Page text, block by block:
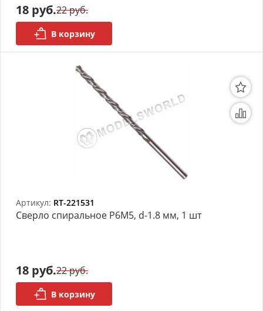
18 руб.22 руб.
В корзину
Артикул: RT-221531
Сверло спиральное Р6М5, d-1.8 мм, 1 шт
18 руб.22 руб.
В корзину